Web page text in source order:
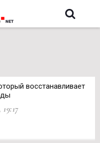
восстанавливает